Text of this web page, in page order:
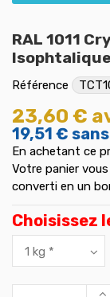
RAL 1011
Isophtalique
Référence
23,60 €
19,51 €
En achetant ce
Votre panier
converti en un
Choisissez